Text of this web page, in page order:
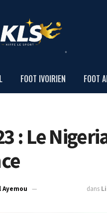
FOOT IVOIRIEN FOOT
: Le
Ayemou dans